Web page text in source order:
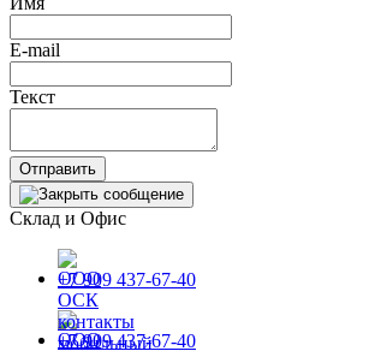
E-mail
Текст
Отправить
Склад и Офис
+7 909 437-67-40
+7 909 437-67-40